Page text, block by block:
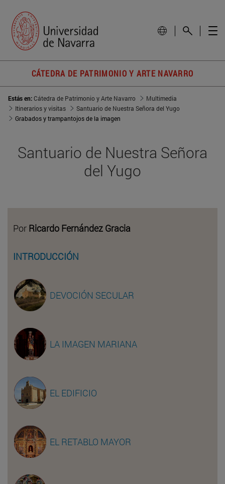
CÁTEDRA DE PATRIMONIO Y ARTE NAVARRO
Estás en:Cátedra de Patrimonio y Arte Navarro
Multimedia
Itinerarios y visitas
Santuario de Nuestra Señora del Yugo
Grabados y trampantojos de la imagen
Santuario de Nuestra Señora
del Yugo
Por Ricardo Fernández Gracia
INTRODUCCIÓN
DEVOCIÓN SECULAR
LA IMAGEN MARIANA
EL EDIFICIO
EL RETABLO MAYOR